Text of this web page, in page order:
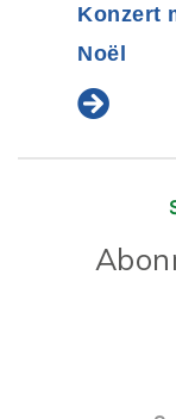
Konzert
Noël